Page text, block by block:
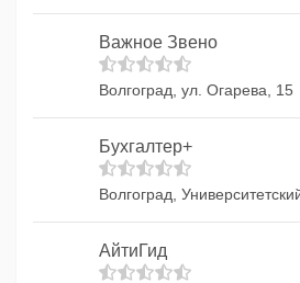
Важное Звено
Волгоград, ул. Огарева, 15
Бухгалтер+
Волгоград,
АйтиГид